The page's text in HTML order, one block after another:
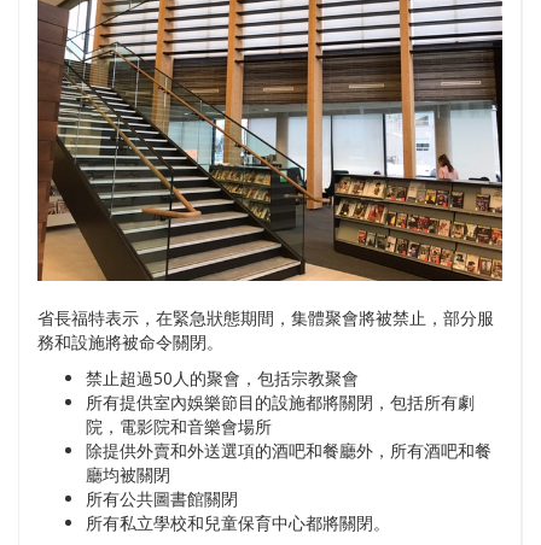
省長福特表示，在緊急狀態期間，集體聚會將被禁止，部分服
務和設施將被命令關閉。
禁止超過50人的聚會，包括宗教聚會
所有提供室內娛樂節目的設施都將關閉，包括所有劇
院，電影院和音樂會場所
除提供外賣和外送選項的酒吧和餐廳外，所有酒吧和餐
廳均被關閉
所有公共圖書館關閉
所有私立學校和兒童保育中心都將關閉。